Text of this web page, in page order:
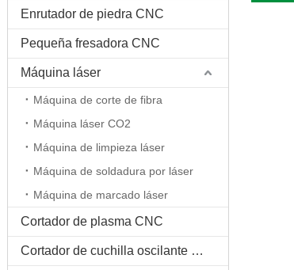
Enrutador de piedra CNC
Pequeña fresadora CNC
Máquina láser
Máquina de corte de fibra
Máquina láser CO2
Máquina de limpieza láser
Máquina de soldadura por láser
Máquina de marcado láser
Cortador de plasma CNC
Cortador de cuchilla oscilante CNC